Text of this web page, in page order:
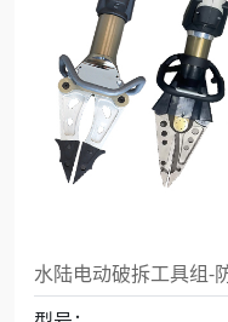
水陆电动破拆工具组-